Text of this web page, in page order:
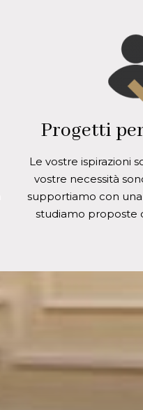
Progetti
Le vostre ispirazioni
vostre necessità
supportiamo con
studiamo proposte